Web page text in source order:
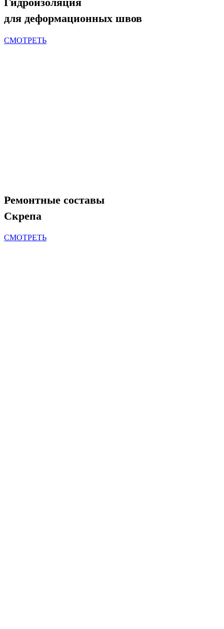
для деформационных швов
СМОТРЕТЬ
Ремонтные составы
Скрепа
СМОТРЕТЬ